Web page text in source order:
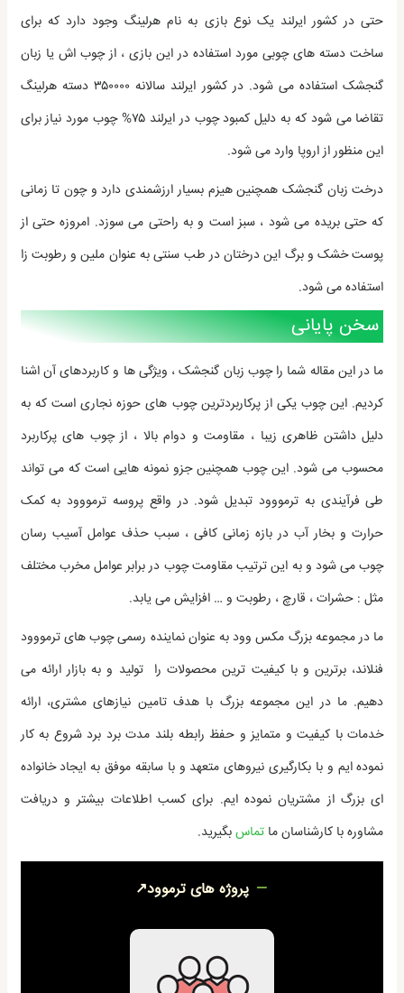
حتی در کشور ایرلند یک نوع بازی به نام هرلینگ وجود دارد که برای
ساخت دسته های چوبی مورد استفاده در این بازی ، از چوب اش یا زبان
گنجشک استفاده می شود. در کشور ایرلند سالانه ۳۵۰۰۰۰ دسته هرلینگ
تقاضا می شود که به دلیل کمبود چوب در ایرلند ۷۵% چوب مورد نیاز برای
این منظور از اروپا وارد می شود.
درخت زبان گنجشک همچنین هیزم بسیار ارزشمندی دارد و چون تا زمانی
که حتی بریده می شود ، سبز است و به راحتی می سوزد. امروزه حتی از
پوست خشک و برگ این درختان در طب سنتی به عنوان ملین و رطوبت زا
استفاده می شود.
سخن پایانی
ما در این مقاله شما را چوب زبان گنجشک ، ویژگی ها و کاربردهای آن اشنا
کردیم. این چوب یکی از پرکاربردترین چوب های حوزه نجاری است که به
دلیل داشتن ظاهری زیبا ، مقاومت و دوام بالا ، از چوب های پرکاربرد
محسوب می شود. این چوب همچنین جزو نمونه هایی است که می تواند
طی فرآیندی به ترمووود تبدیل شود. در واقع پروسه ترمووود به کمک
حرارت و بخار آب در بازه زمانی کافی ، سبب حذف عوامل آسیب رسان
چوب می شود و به این ترتیب مقاومت چوب در برابر عوامل مخرب مختلف
مثل : حشرات ، قارچ ، رطوبت و … افزایش می یابد.
ما در مجموعه بزرگ مکس وود به عنوان نماینده رسمی چوب های ترمووود
فنلاند، برترین و با کیفیت ترین محصولات را تولید و به بازار ارائه می
دهیم. ما در این مجموعه بزرگ با هدف تامین نیازهای مشتری، ارائه
خدمات با کیفیت و متمایز و حفظ رابطه بلند مدت برد برد شروع به کار
نموده ایم و با بکارگیری نیروهای متعهد و با سابقه موفق به ایجاد خانواده
ای بزرگ از مشتریان نموده ایم. برای کسب اطلاعات بیشتر و دریافت
مشاوره با کارشناسان ما تماسبگیرید.
پروژه های ترموود↗